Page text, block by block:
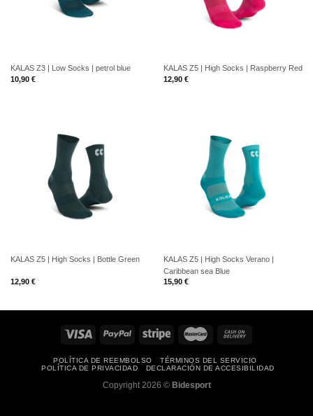
KALAS Z3 | Low Socks | petrol blue
10,90 €
KALAS Z5 | High Socks | Raspberry Red
12,90 €
KALAS Z5 | High Socks | Bottle Green
12,90 €
KALAS Z5 | High Socks Verano |
Caribbean sea Blue
15,90 €
POLÍTICA DE REEMBOLSO
TÉRMINOS DEL SERVICIO
POLÍTICA DE PRIVACIDAD
DECLARACIÓN DE ACCESIBILIDAD
Copyright 2026 © Bidesport